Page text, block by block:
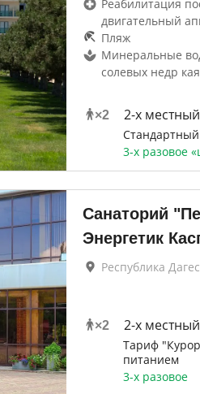
Реабилитация
двигательный
Пляж
Минеральные
солевых недр
×2 2-x
3-х разовое
Санаторий
Энергетик
Республика
×2 2-x
Тариф
питанием
3-х разовое